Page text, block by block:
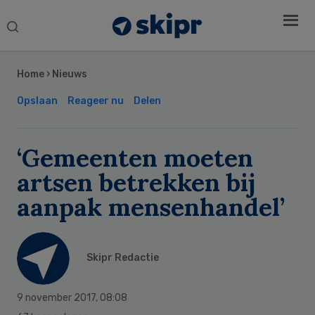
Search
Home › Nieuws
Opslaan Reageer nu Delen
‘Gemeenten moeten
artsen betrekken bij
aanpak mensenhandel’
Skipr Redactie
9 november 2017, 08:08
Sidebar